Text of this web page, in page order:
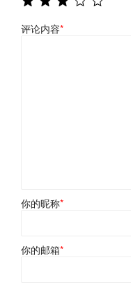
评论内容*
你的昵称*
你的邮箱*